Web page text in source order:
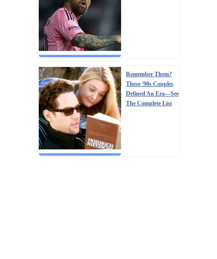
Remember Them?
These '90s Couples
Defined An Era—See
The Complete List